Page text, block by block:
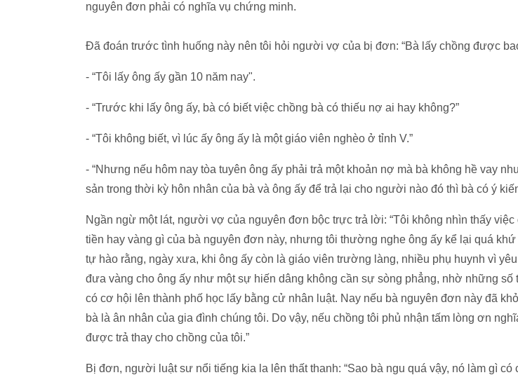
nguyên đơn phải có nghĩa vụ chứng minh.
Đã đoán trước tình huống này nên tôi hỏi người vợ của bị đơn: “Bà lấy chồng được
- “Tôi lấy ông ấy gần 10 năm nay".
- “Trước khi lấy ông ấy, bà có biết việc chồng bà có thiếu nợ ai hay không?”
- “Tôi không biết, vì lúc ấy ông ấy là một giáo viên nghèo ở tỉnh V.”
- “Nhưng nếu hôm nay tòa tuyên ông ấy phải trả một khoản nợ mà bà không hề vay
sản trong thời kỳ hôn nhân của bà và ông ấy để trả lại cho người nào đó thì bà có ý
Ngần ngừ một lát, người vợ của nguyên đơn bộc trực trả lời: “Tôi không nhìn thấy
tiền hay vàng gì của bà nguyên đơn này, nhưng tôi thường nghe ông ấy kể lại quá khứ
tự hào rằng, ngày xưa, khi ông ấy còn là giáo viên trường làng, nhiều phụ huynh vì
đưa vàng cho ông ấy như một sự hiến dâng không cần sự sòng phẳng, nhờ những số
có cơ hội lên thành phố học lấy bằng cử nhân luật. Nay nếu bà nguyên đơn này đã
bà là ân nhân của gia đình chúng tôi. Do vậy, nếu chồng tôi phủ nhận tấm lòng ơn
được trả thay cho chồng của tôi.”
Bị đơn, người luật sư nổi tiếng kia la lên thất thanh: “Sao bà ngu quá vậy, nó làm gì